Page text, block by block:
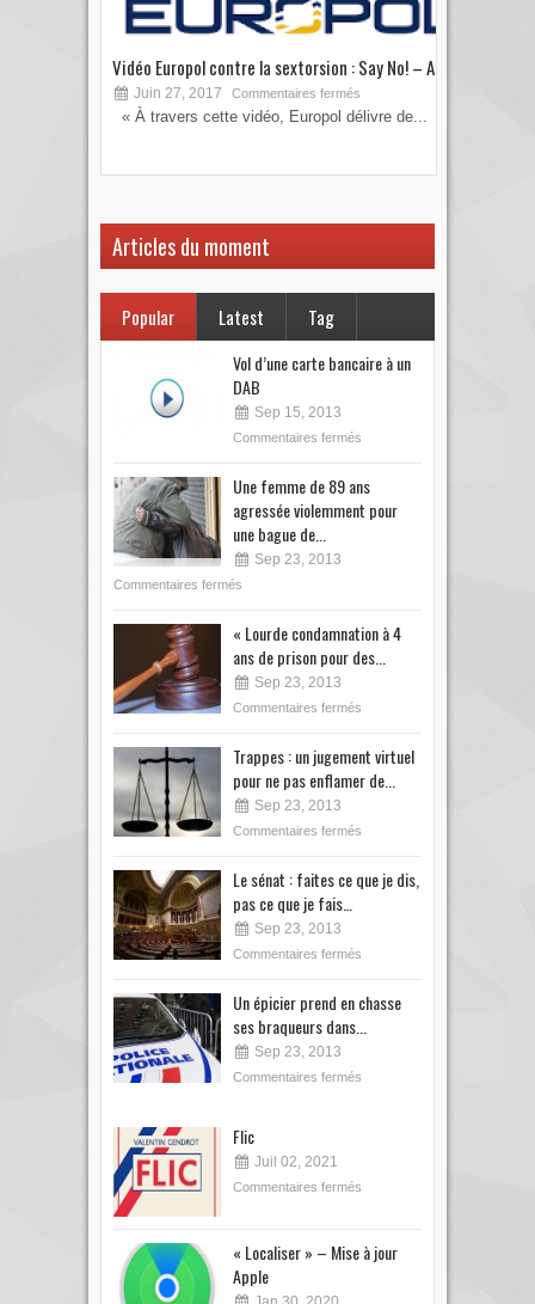
Vidéo Europol contre la sextorsion : Say No! – A...
Juin 27, 2017 Commentaires fermés
« À travers cette vidéo, Europol délivre de...
Articles du moment
Popular Latest Tag
Vol d’une carte bancaire à un
DAB
Sep 15, 2013
Commentaires fermés
Une femme de 89 ans
agressée violemment pour
une bague de...
Sep 23, 2013
Commentaires fermés
« Lourde condamnation à 4
ans de prison pour des...
Sep 23, 2013
Commentaires fermés
Trappes : un jugement virtuel
pour ne pas enflamer de...
Sep 23, 2013
Commentaires fermés
Le sénat : faites ce que je dis,
pas ce que je fais…
Sep 23, 2013
Commentaires fermés
Un épicier prend en chasse
ses braqueurs dans...
Sep 23, 2013
Commentaires fermés
Flic
Juil 02, 2021
Commentaires fermés
« Localiser » – Mise à jour
Apple